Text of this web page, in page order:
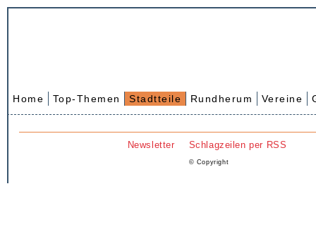
Home Top-Themen Stadtteile Rundherum Vereine
Newsletter Schlagzeilen per RSS
© Copyright